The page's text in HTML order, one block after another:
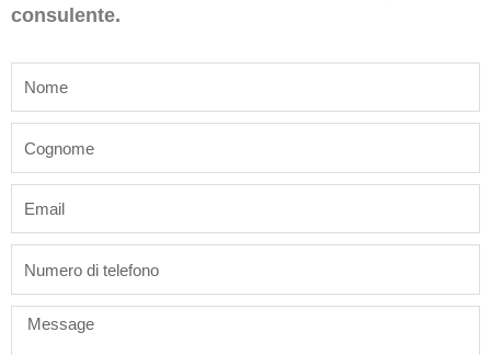
consulente.
Message